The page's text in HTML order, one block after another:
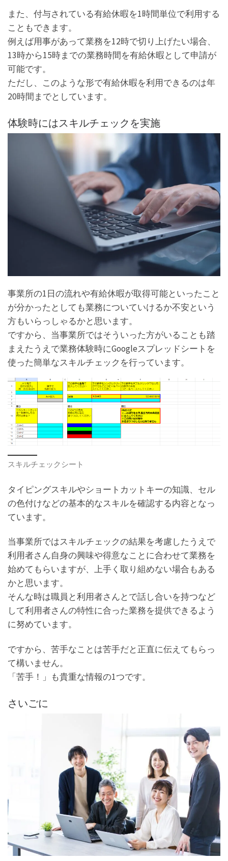
また、付与されている有給休暇を1時間単位で利用する
こともできます。
例えば用事があって業務を12時で切り上げたい場合、
13時から15時までの業務時間を有給休暇として申請が
可能です。
ただし、このような形で有給休暇を利用できるのは年
20時間までとしています。
体験時にはスキルチェックを実施
事業所の1日の流れや有給休暇が取得可能といったこと
が分かったとしても業務についていけるか不安という
方もいらっしゃるかと思います。
ですから、当事業所ではそういった方がいることも踏
まえたうえで業務体験時にGoogleスプレッドシートを
使った簡単なスキルチェックを行っています。
スキルチェックシート
タイピングスキルやショートカットキーの知識、セル
の色付けなどの基本的なスキルを確認する内容となっ
ています。
当事業所ではスキルチェックの結果を考慮したうえで
利用者さん自身の興味や得意なことに合わせて業務を
始めてもらいますが、上手く取り組めない場合もある
かと思います。
そんな時は職員と利用者さんとで話し合いを持つなど
して利用者さんの特性に合った業務を提供できるよう
に努めています。
ですから、苦手なことは苦手だと正直に伝えてもらっ
て構いません。
「苦手！」も貴重な情報の1つです。
さいごに